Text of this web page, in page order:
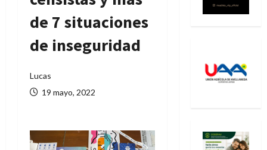
de 7 situaciones
de inseguridad
Lucas
19 mayo, 2022